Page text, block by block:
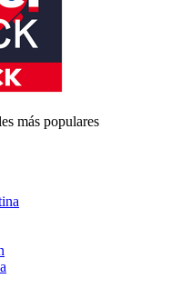
más populares